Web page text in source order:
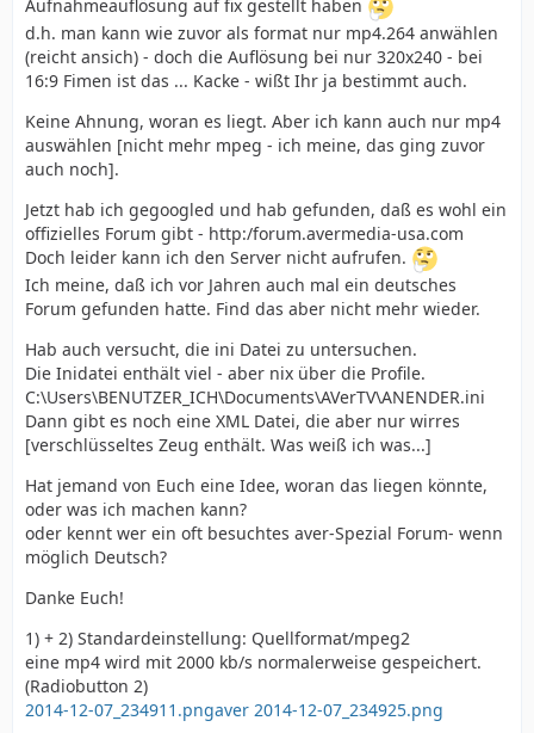
Aufnahmeauflösung auf fix gestellt haben
d.h. man kann wie zuvor als format nur mp4.264 anwählen
(reicht ansich) - doch die Auflösung bei nur 320x240 - bei
16:9 Fimen ist das ... Kacke - wißt Ihr ja bestimmt auch.
Keine Ahnung, woran es liegt. Aber ich kann auch nur mp4
auswählen [nicht mehr mpeg - ich meine, das ging zuvor
auch noch].
Jetzt hab ich gegoogled und hab gefunden, daß es wohl ein
offizielles Forum gibt - http:/forum.avermedia-usa.com
Doch leider kann ich den Server nicht aufrufen.
Ich meine, daß ich vor Jahren auch mal ein deutsches
Forum gefunden hatte. Find das aber nicht mehr wieder.
Hab auch versucht, die ini Datei zu untersuchen.
Die Inidatei enthält viel - aber nix über die Profile.
C:\Users\BENUTZER_ICH\Documents\AVerTV\ANENDER.ini
Dann gibt es noch eine XML Datei, die aber nur wirres
[verschlüsseltes Zeug enthält. Was weiß ich was...]
Hat jemand von Euch eine Idee, woran das liegen könnte,
oder was ich machen kann?
oder kennt wer ein oft besuchtes aver-Spezial Forum- wenn
möglich Deutsch?
Danke Euch!
1) + 2) Standardeinstellung: Quellformat/mpeg2
eine mp4 wird mit 2000 kb/s normalerweise gespeichert.
(Radiobutton 2)
2014-12-07_234911.pngaver 2014-12-07_234925.png